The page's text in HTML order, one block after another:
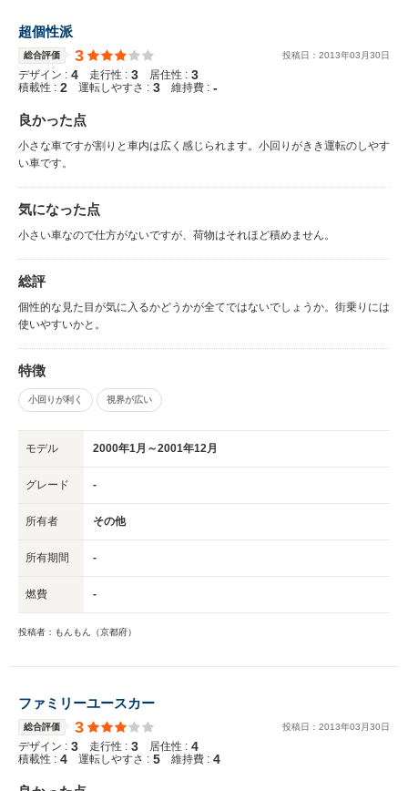
超個性派
総合評価 3 投稿日： 2013年03 月30日
デザイン : 4 走行性 : 3 居住性 : 3
積載性 : 2 運転しやすさ : 3 維持費 : -
良かった点
小さな車ですが割りと車内は広く感じられます。小回りがきき運転のしやす
い車です。
気になった点
小さい車なので仕方がないですが、荷物はそれほど積めません。
総評
個性的な見た目が気に入るかどうかが全てではないでしょうか。街乗りには
使いやすいかと。
特徴
小回りが利く 視界が広い
モデル 2000年1月～2001年12月
グレード -
所有者 その他
所有期間 -
燃費 -
投稿者：もんもん（京都府）
ファミリーユースカー
総合評価 3 投稿日： 2013年03 月30日
デザイン : 3 走行性 : 3 居住性 : 4
積載性 : 4 運転しやすさ : 5 維持費 : 4